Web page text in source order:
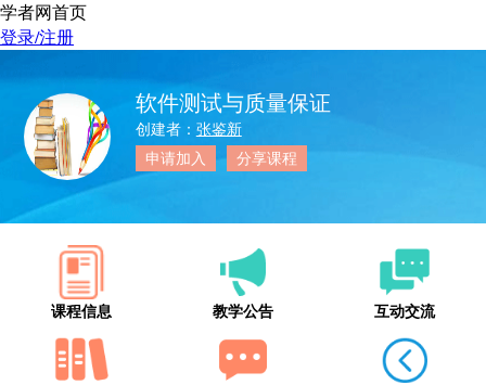
学者网首页
登录/注册
软件测试与质量保证
创建者： 张鉴新
申请加入
分享课程
课程信息 教学公告 互动交流